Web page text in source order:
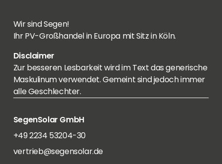
Wir sind Segen!
Ihr PV-Großhandel in Europa mit Sitz in Köln.
Disclaimer
Zur besseren Lesbarkeit wird im Text das generische
Maskulinum verwendet. Gemeint sind jedoch immer
alle Geschlechter.
SegenSolar GmbH
+49 2234 53204-30
vertrieb@segensolar.de